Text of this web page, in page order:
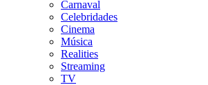
Carnaval
Celebridades
Cinema
Música
Realities
Streaming
TV